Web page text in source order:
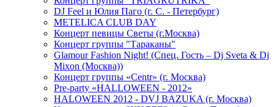
DJ Feel и Юлия Паго (г. С. - Петербург)
METELICA CLUB DAY
Концерт певицы Светы (г.Москва)
Концерт группы "Тараканы"
Glamour Fashion Night! (Спец. Гость – Dj Sveta & Dj
Mixon (Москва))
Концерт группы «Centr» (г. Москва)
Pre-party «HALLOWEEN - 2012»
HALOWEEN 2012 - DVJ BAZUKA (г. Москва)